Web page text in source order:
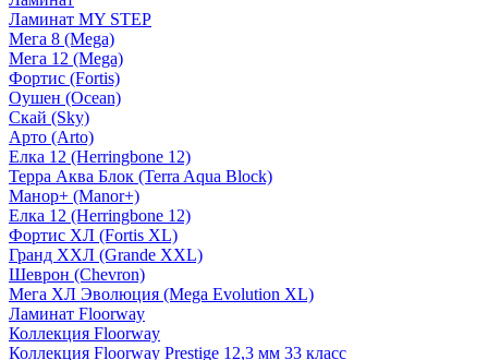
Ламинат MY STEP
Мега 8 (Mega)
Мега 12 (Mega)
Фортис (Fortis)
Оушен (Ocean)
Скай (Sky)
Арто (Arto)
Елка 12 (Herringbone 12)
Терра Аква Блок (Terra Aqua Block)
Манор+ (Manor+)
Елка 12 (Herringbone 12)
Фортис ХЛ (Fortis XL)
Гранд ХХЛ (Grande XXL)
Шеврон (Chevron)
Мега ХЛ Эволюция (Mega Evolution XL)
Ламинат Floorway
Коллекция Floorway
Коллекция Floorway Prestige 12,3 мм 33 класс